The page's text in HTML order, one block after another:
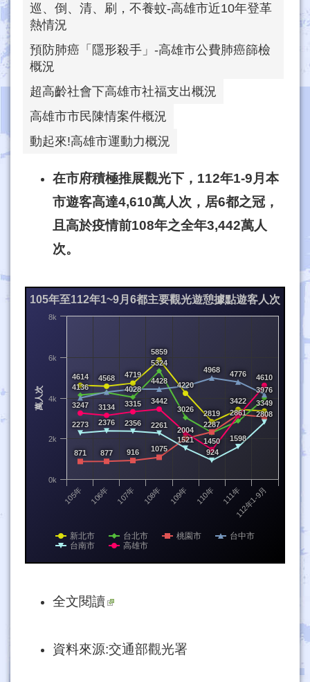
巡、倒、清、刷，不養蚊-高雄市近10年登革
熱情況
預防肺癌「隱形殺手」-高雄市公費肺癌篩檢
概況
超高齡社會下高雄市社福支出概況
高雄市市民陳情案件概況
動起來!高雄市運動力概況
在市府積極推展觀光下，112年1-9月本
市遊客高達4,610萬人次，居6都之冠，
且高於疫情前108年之全年3,442萬人
次。
萬人次
105年至112年1~9月6都主要觀光遊憩據點遊客人次
4614 4568 4719
5859
4220
2819
3422 3349
4136 4028
5324
3026
2287
2861
3976
871 877 916 1075
2004
4428
4968 4776
2273 2376 2356
2261
1521
924
1598
2808
3247 3134 3315 3442
1450
4610
新北市 台北市 桃園市
台中市
台南市
高雄市
105年 106年 107年 108年 109年 110年 111年112年1-9月
0k
2k
4k
6k
8k
全文閱讀
資料來源:交通部觀光署